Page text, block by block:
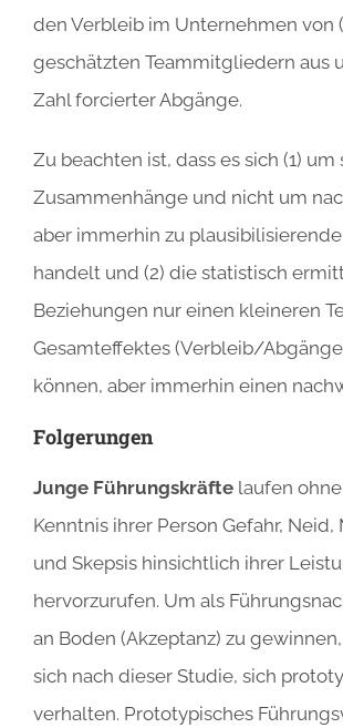
den Verbleib im Unternehmen von
geschätzten Teammitgliedern aus
Zahl forcierter Abgänge.
Zu beachten ist, dass es sich (1)
Zusammenhänge und nicht um
aber immerhin zu
handelt und (2) die statistisch
Beziehungen nur einen kleineren
Gesamteffektes (Verbleib/
können, aber immerhin einen
Folgerungen
Junge Führungskräfte laufen
Kenntnis ihrer Person Gefahr, Neid,
und Skepsis hinsichtlich ihrer
hervorzurufen. Um als
an Boden (Akzeptanz) zu
sich nach dieser Studie, sich
verhalten. Prototypisches